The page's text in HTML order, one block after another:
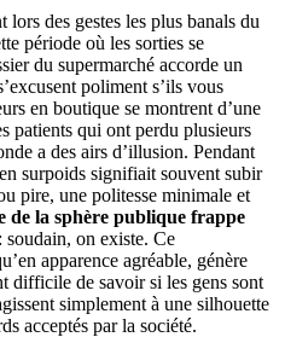
des gestes les plus banals du
période où les sorties se
du supermarché accorde un
poliment s’ils vous
en boutique se montrent d’une
patients qui ont perdu plusieurs
a des airs d’illusion. Pendant
surpoids signifiait souvent subir
pire, une politesse minimale et
de la sphère publique frappe
: soudain, on existe. Ce
apparence agréable, génère
difficile de savoir si les gens sont
simplement à une silhouette
acceptés par la société.